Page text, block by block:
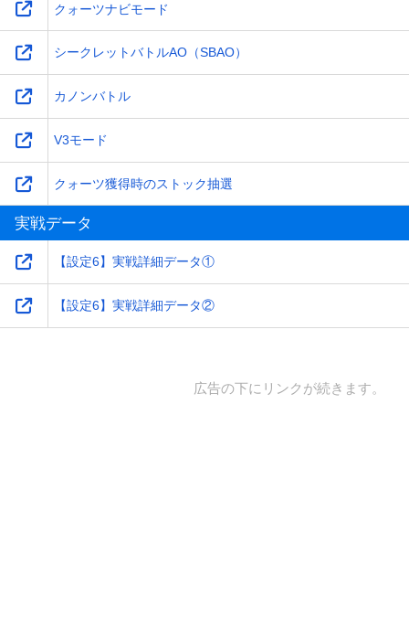
クォーツナビモード
シークレットバトルAO（SBAO）
カノンバトル
V3モード
クォーツ獲得時のストック抽選
実戦データ
【設定6】実戦詳細データ①
【設定6】実戦詳細データ②
広告の下にリンクが続きます。